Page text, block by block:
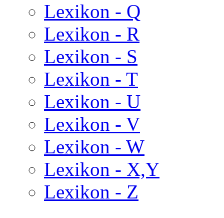
Lexikon - Q
Lexikon - R
Lexikon - S
Lexikon - T
Lexikon - U
Lexikon - V
Lexikon - W
Lexikon - X,Y
Lexikon - Z